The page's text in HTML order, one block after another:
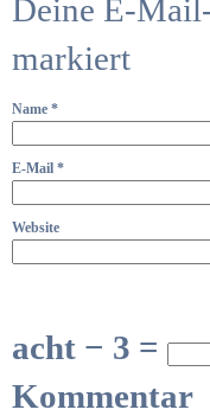
Deine E-
markiert
Name *
E-Mail *
Website
acht − 3 =
Kommentar